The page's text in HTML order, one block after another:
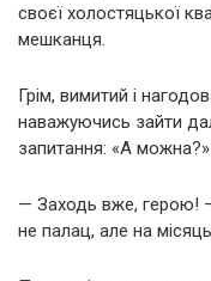
своєї холостяцької
мешканця.
Грім, вимитий і
наважуючись зайти
запитання: «А можна?»
— Заходь вже, герою!
не палац, але на